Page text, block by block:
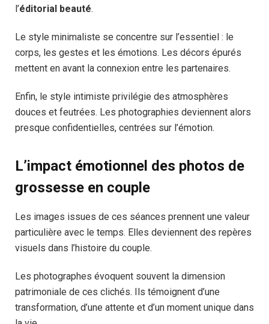
l’éditorial beauté.
Le style minimaliste se concentre sur l’essentiel : le
corps, les gestes et les émotions. Les décors épurés
mettent en avant la connexion entre les partenaires.
Enfin, le style intimiste privilégie des atmosphères
douces et feutrées. Les photographies deviennent alors
presque confidentielles, centrées sur l’émotion.
L’impact émotionnel des photos de
grossesse en couple
Les images issues de ces séances prennent une valeur
particulière avec le temps. Elles deviennent des repères
visuels dans l’histoire du couple.
Les photographes évoquent souvent la dimension
patrimoniale de ces clichés. Ils témoignent d’une
transformation, d’une attente et d’un moment unique dans